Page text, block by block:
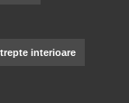
trepte interioare